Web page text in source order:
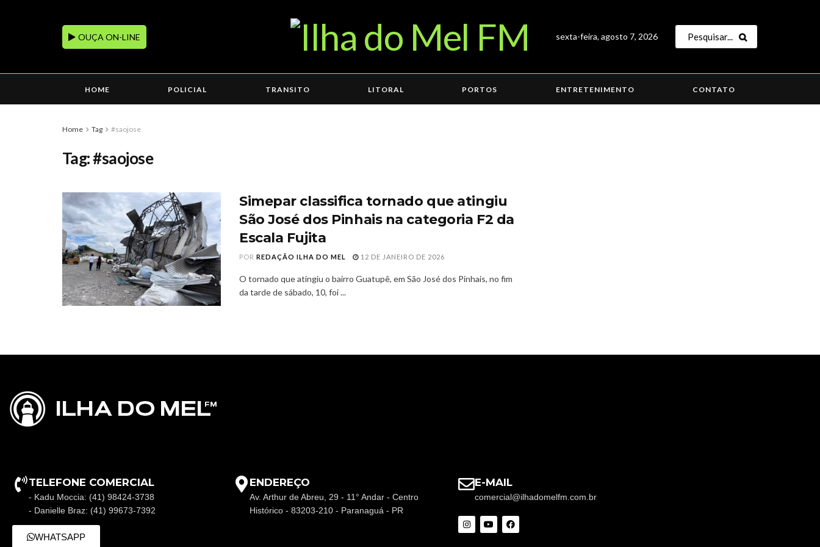
OUÇA ON-LINE sexta-feira, agosto 7, 2026
HOME POLICIAL TRANSITO LITORAL PORTOS ENTRETENIMENTO CONTATO
Home Tag #saojose
Tag:#saojose
Simepar classifica tornado que atingiu
São José dos Pinhais na categoria F2 da
Escala Fujita
POR REDAÇÃO ILHA DO MEL 12 DE JANEIRO DE 2026
O tornado que atingiu o bairro Guatupê, em São José dos Pinhais, no fim
da tarde de sábado, 10, foi ...
TELEFONE COMERCIAL
- Kadu Moccia: (41) 98424-3738
- Danielle Braz: (41) 99673-7392
WHATSAPP
ENDEREÇO
Av. Arthur de Abreu, 29 - 11° Andar - Centro
Histórico - 83203-210 - Paranaguá - PR
E-MAIL
comercial@ilhadomelfm.com.br